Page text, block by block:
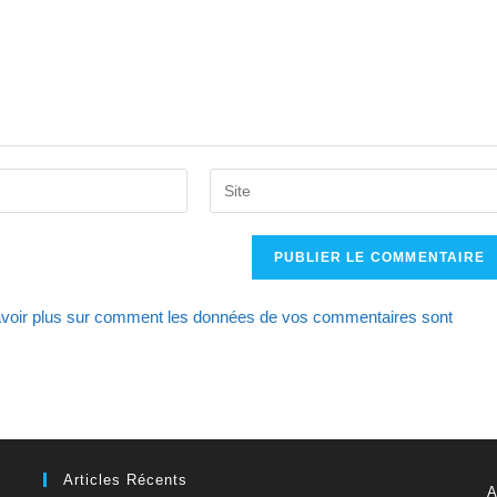
l’URL
(facultatif)
plus sur comment les données de vos commentaires sont
Articles Récents